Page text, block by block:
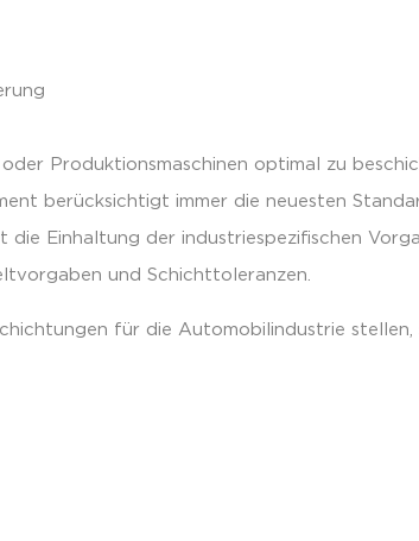
Produktionsmaschinen optimal zu
berücksichtigt immer die neuesten
Einhaltung der industriespezifischen
und Schichttoleranzen.
für die Automobilindustrie stellen,